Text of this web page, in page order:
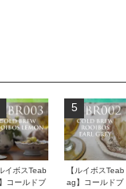
イボスTeab
コールドブ
5
【ルイボスTeab
ag】コールドブ